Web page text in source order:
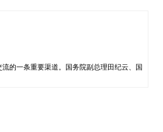
的一条重要渠道。国务院副总理田纪云、国